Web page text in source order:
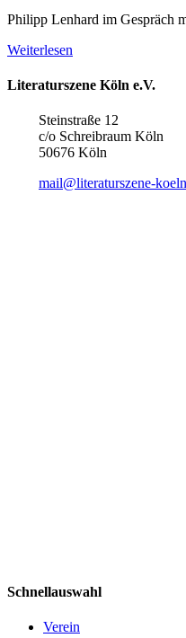
Philipp Lenhard im Gespräch
Weiterlesen
Literaturszene Köln e.V.
Steinstraße 12
c/o Schreibraum Köln
50676 Köln
mail@literaturszene-
Schnellauswahl
Verein